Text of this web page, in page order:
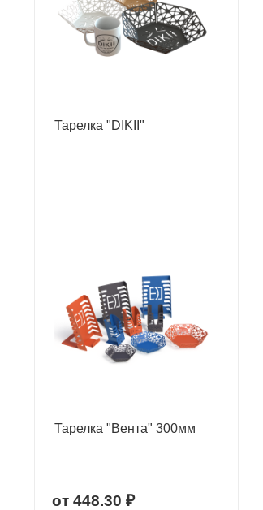
Тарелка "DIKII"
Тарелка "Вента" 300мм
от 448.30 ₽